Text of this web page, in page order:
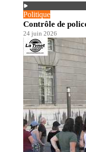
Politique
Contrôle de
24 juin 2026